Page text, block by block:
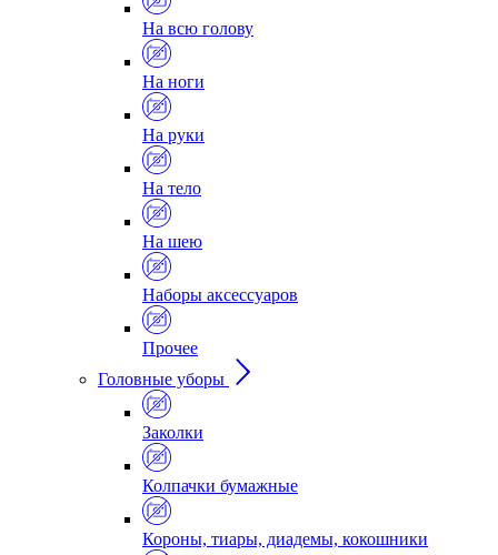
На всю голову
На ноги
На руки
На тело
На шею
Наборы аксессуаров
Прочее
Головные уборы
Заколки
Колпачки бумажные
Короны, тиары, диадемы, кокошники